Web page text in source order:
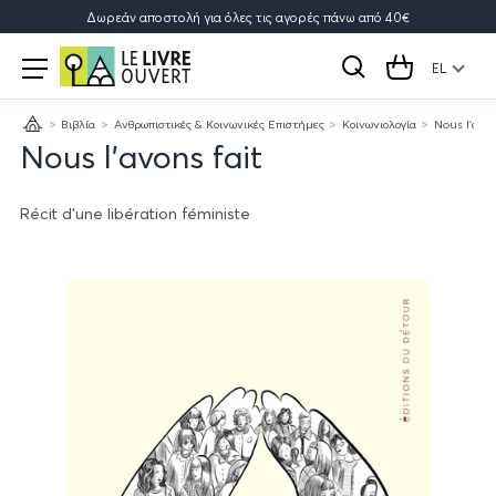
Δωρεάν αποστολή για όλες τις αγορές πάνω από 40€
Le
Livre
Ouvert
Open
menu
ΑναζήτησηCart EL
ΚεντρικήΒιβλία Ανθρωπιστικές & Κοινωνικές Επιστήμες Κοινωνιολογία Nous
Nous l'avons fait
Récit d'une libération féministe